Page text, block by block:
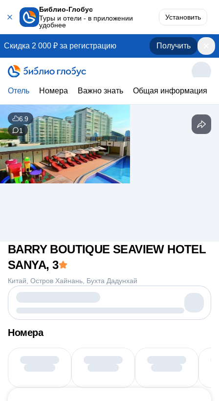
Библио-Глобус
Туры и отели - в приложении
удобнее
Установить
Скидка 2 000 ₽ за регистрацию Получить
Отель Номера Важно знать Общая информация
BARRY BOUTIQUE SEAVIEW HOTEL
SANYA, 3
Китай Остров Хайнань Бухта Дадунхай
6.9
1
Номера